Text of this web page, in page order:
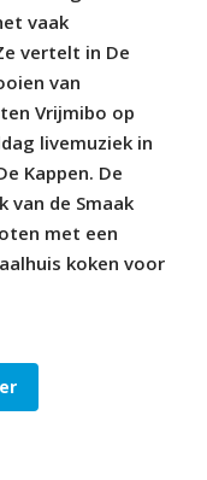
vaak
vertelt in De
van
Vrijmibo op
livemuziek in
Kappen. De
van de Smaak
met een
koken voor